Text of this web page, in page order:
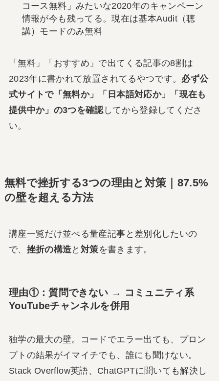
コース無料」みたいな2020年のキャンペーン
情報が今も残ってる。現在は基本Audit（聴
講）モードのみ無料
「無料」「おすすめ」で出てくる記事の8割は
2023年に書かれて放置されてるやつです。 必ず公
式サイトで「無料か」「日本語対応か」「現在も
提供中か」の3つを確認 してから登録してくださ
い。
無料で挫折する3つの理由と対策｜87.5%
の壁を超える方法
講座一覧だけ並べる量産記事と差別化したいの
で、 挫折の構造と 対策を書きます。
理由①：質問できない → コミュニティ系
YouTubeチャンネルを併用
独学の最大の壁。コードでエラー出ても、プロン
プトの結果がイマイチでも、誰にも聞けない。
Stack Overflow英語、ChatGPTに聞いても解決し